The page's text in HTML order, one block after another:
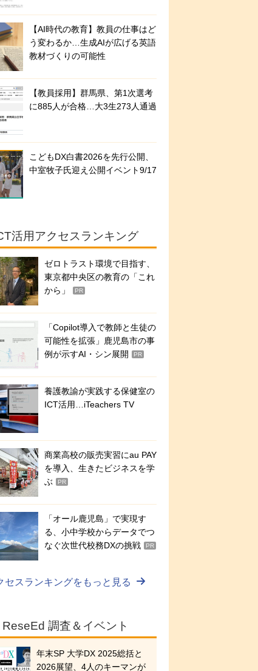
【AI時代の教育】教員の仕事はど
う変わるか…生成AIが広げる英語
教材づくりの可能性
【教員採用】群馬県、第1次選考
に885人が合格…大3生273人通過
こどもDX白書2026を先行公開、
中室牧子氏迎え公開イベント9/17
活用アクセスランキング
ゼロトラスト環境で目指す、
東京都中央区の教育の「これ
から」
PR
「Copilot導入で教師と生徒の
可能性を拡張」鹿児島市の事
例が示すAI・シン展開
PR
養護教諭が実践する保健室の
ICT活用…iTeachers TV
商業高校の販売実習にau PAY
を導入、生きたビジネスを学
ぶ
PR
「オール鹿児島」で実現す
る、小中学校からデータでつ
なぐ次世代校務DXの挑戦
PR
セスランキングをもっと見る
ReseEd 調査＆イベント
年末SP 大学DX 2025総括と
2026展望、4人のキーマンが